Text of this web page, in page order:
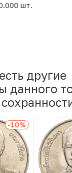
шт.
другие
данного
-10%